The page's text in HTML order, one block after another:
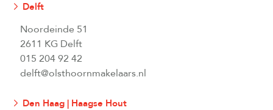
Delft
Noordeinde 51
2611 KG Delft
015 204 92 42
delft@olsthoornmakelaars.nl
Den Haag | Haagse Hout